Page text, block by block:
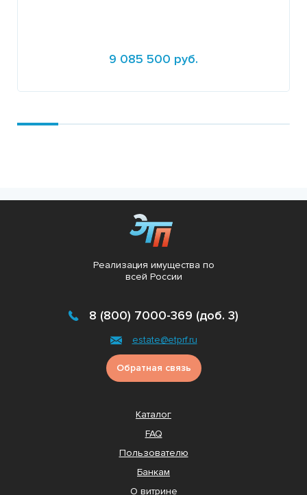
9 085 500 руб.
Реализация имущества по
всей России
8 (800) 7000-369 (доб. 3)
estate@etprf.ru
Обратная связь
Каталог
FAQ
Пользователю
Банкам
О витрине